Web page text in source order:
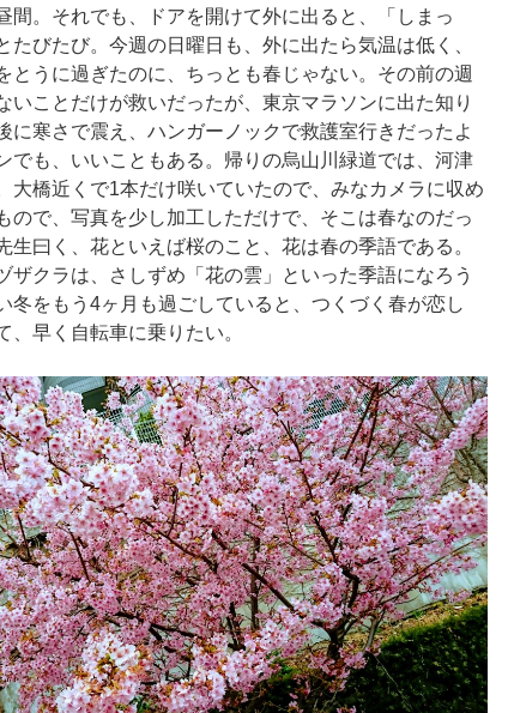
間。それでも、ドアを開けて外に出ると、「しまっ
びたび。今週の日曜日も、外に出たら気温は低く、
とうに過ぎたのに、ちっとも春じゃない。その前の週
いことだけが救いだったが、東京マラソンに出た知り
に寒さで震え、ハンガーノックで救護室行きだったよ
でも、いいこともある。帰りの烏山川緑道では、河津
大橋近くで1本だけ咲いていたので、みなカメラに収め
ので、写真を少し加工しただけで、そこは春なのだっ
生曰く、花といえば桜のこと、花は春の季語である。
ザクラは、さしずめ「花の雲」といった季語になろう
冬をもう4ヶ月も過ごしていると、つくづく春が恋し
、早く自転車に乗りたい。